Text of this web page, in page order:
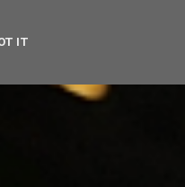
IT